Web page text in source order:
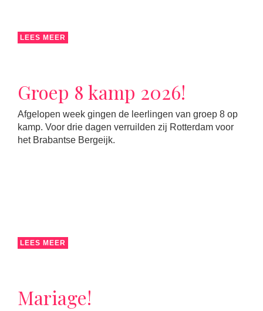
LEES MEER
Groep 8 kamp 2026!
Afgelopen week gingen de leerlingen van groep 8 op
kamp. Voor drie dagen verruilden zij Rotterdam voor
het Brabantse Bergeijk.
LEES MEER
Mariage!